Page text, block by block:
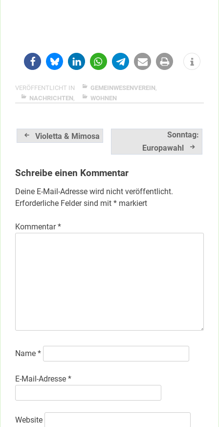
VERÖFFENTLICHT IN GEMEINWESENVEREIN,
NACHRICHTEN, WOHNEN
Beitragsnavigation
Violetta & Mimosa
Sonntag:
Europawahl
Schreibe einen Kommentar
Deine E-Mail-Adresse wird nicht veröffentlicht.
Erforderliche Felder sind mit * markiert
Kommentar*
Name *
E-Mail-Adresse *
Website